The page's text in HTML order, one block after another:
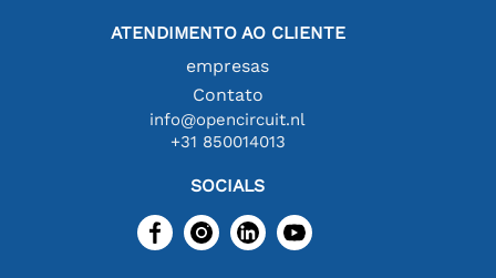
ATENDIMENTO AO CLIENTE
empresas
Contato
info@opencircuit.nl
+31 850014013
SOCIALS